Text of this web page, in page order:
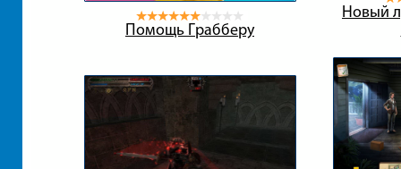
Помощь Грабберу
Новый